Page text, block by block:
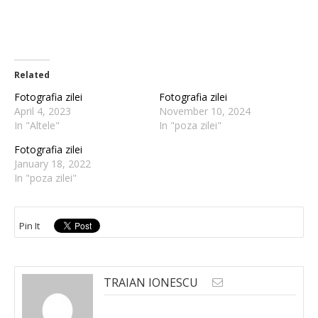
Related
Fotografia zilei
April 4, 2023
In "Altele"
Fotografia zilei
November 10, 2024
In "poza zilei"
Fotografia zilei
January 18, 2022
In "poza zilei"
Pin It
TRAIAN IONESCU